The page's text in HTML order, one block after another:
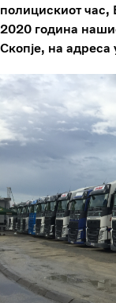
полицискиот час,
2020 година
Скопје, на